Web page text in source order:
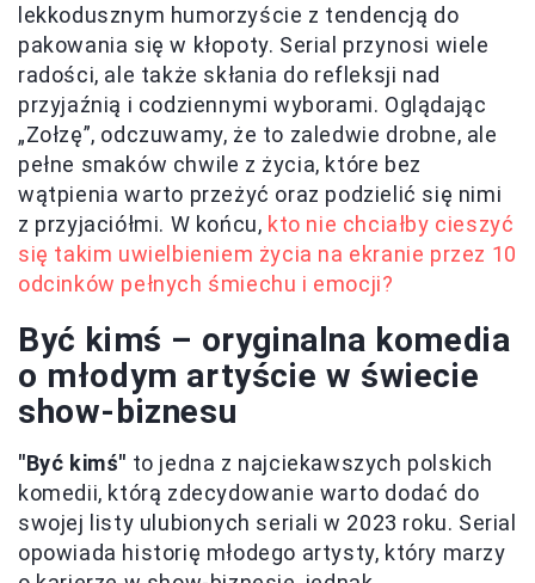
lekkodusznym humorzyście z tendencją do
pakowania się w kłopoty. Serial przynosi wiele
radości, ale także skłania do refleksji nad
przyjaźnią i codziennymi wyborami. Oglądając
„Zołzę”, odczuwamy, że to zaledwie drobne, ale
pełne smaków chwile z życia, które bez
wątpienia warto przeżyć oraz podzielić się nimi
z przyjaciółmi. W końcu, kto nie chciałby cieszyć
się takim uwielbieniem życia na ekranie przez 10
odcinków pełnych śmiechu i emocji?
Być kimś – oryginalna komedia
o młodym artyście w świecie
show-biznesu
"Być kimś" to jedna z najciekawszych polskich
komedii, którą zdecydowanie warto dodać do
swojej listy ulubionych seriali w 2023 roku. Serial
opowiada historię młodego artysty, który marzy